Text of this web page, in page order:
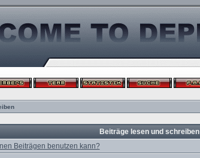
Beiträge lesen und schreiben
Beiträgen benutzen kann?